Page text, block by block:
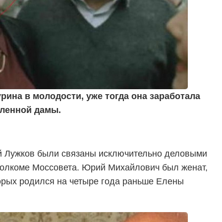
в молодости, уже тогда она заработала
дамы.
были связаны исключительно деловыми
Моссовета. Юрий Михайлович был женат,
родился на четыре года раньше Елены